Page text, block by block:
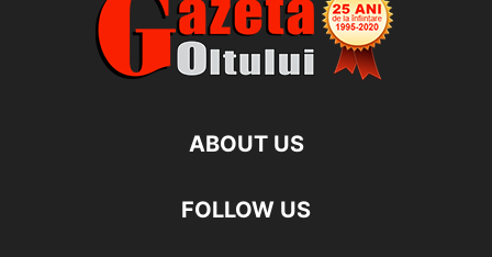
ABOUT US
FOLLOW US